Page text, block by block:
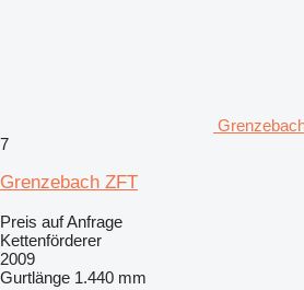
7
Grenzebach ZFT
Preis auf Anfrage
Kettenförderer
2009
Gurtlänge 1.440 mm